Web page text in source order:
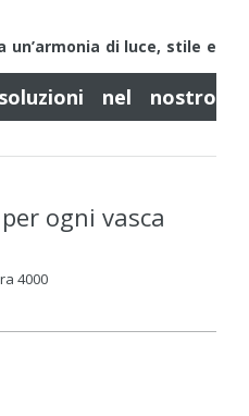
di luce, stile e
nel nostro
ogni vasca
4000